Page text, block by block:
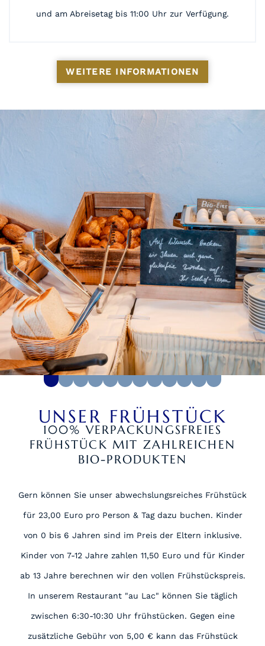
und am Abreisetag bis 11:00 Uhr zur Verfügung.
WEITERE INFORMATIONEN
UNSER FRÜHSTÜCK
100% VERPACKUNGSFREIES
FRÜHSTÜCK MIT ZAHLREICHEN
BIO-PRODUKTEN
Gern können Sie unser abwechslungsreiches Frühstück
für 23,00 Euro pro Person & Tag dazu buchen. Kinder
von 0 bis 6 Jahren sind im Preis der Eltern inklusive.
Kinder von 7-12 Jahre zahlen 11,50 Euro und für Kinder
ab 13 Jahre berechnen wir den vollen Frühstückspreis.
In unserem Restaurant "au Lac" können Sie täglich
zwischen 6:30-10:30 Uhr frühstücken. Gegen eine
zusätzliche Gebühr von 5,00 € kann das Frühstück